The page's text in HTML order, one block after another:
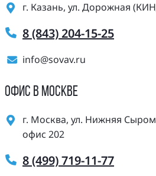
г. Казань, ул. Дорожная
8 (843) 204-15-25
info@sovav.ru
ОФИС В МОСКВЕ
г. Москва, ул. Нижняя
офис 202
8 (499) 719-11-77